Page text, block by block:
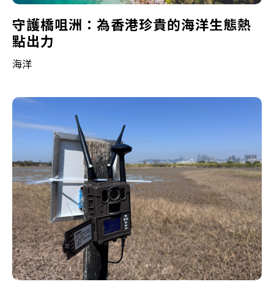
守護橋咀洲：為香港珍貴的海洋生態熱
點出力
海洋